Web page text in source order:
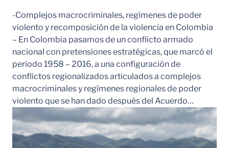
-Complejos macrocriminales, regímenes de poder
violento y recomposición de la violencia en Colombia
– En Colombia pasamos de un conflicto armado
nacional con pretensiones estratégicas, que marcó el
periodo 1958 – 2016, a una configuración de
conflictos regionalizados articulados a complejos
macrocriminales y regímenes regionales de poder
violento que se han dado después del Acuerdo…